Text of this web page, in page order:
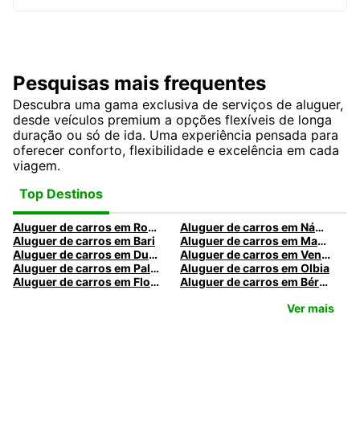
Pesquisas mais frequentes
Descubra uma gama exclusiva de serviços de aluguer,
desde veículos premium a opções flexíveis de longa
duração ou só de ida. Uma experiência pensada para
oferecer conforto, flexibilidade e excelência em cada
viagem.
Top Destinos
Aluguer de carros em Roma
Aluguer de carros em Nápoles
Aluguer de carros em Bari
Aluguer de carros em Madrid
Aluguer de carros em Dublin
Aluguer de carros em Veneza
Aluguer de carros em Palermo
Aluguer de carros em Olbia
Aluguer de carros em Florença
Aluguer de carros em Bérgamo
Ver mais